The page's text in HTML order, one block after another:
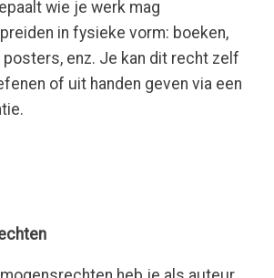
wie je werk mag
in fysieke vorm: boeken,
posters, enz. Je kan dit recht zelf
of uit handen geven via een